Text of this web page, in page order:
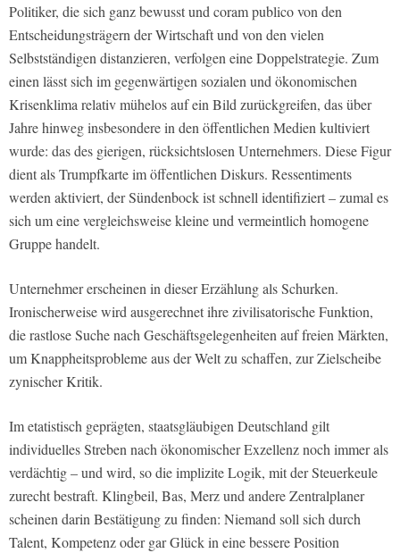
Politiker, die sich ganz bewusst und coram publico von den
Entscheidungsträgern der Wirtschaft und von den vielen
Selbstständigen distanzieren, verfolgen eine Doppelstrategie. Zum
einen lässt sich im gegenwärtigen sozialen und ökonomischen
Krisenklima relativ mühelos auf ein Bild zurückgreifen, das über
Jahre hinweg insbesondere in den öffentlichen Medien kultiviert
wurde: das des gierigen, rücksichtslosen Unternehmers. Diese Figur
dient als Trumpfkarte im öffentlichen Diskurs. Ressentiments
werden aktiviert, der Sündenbock ist schnell identifiziert – zumal es
sich um eine vergleichsweise kleine und vermeintlich homogene
Gruppe handelt.
Unternehmer erscheinen in dieser Erzählung als Schurken.
Ironischerweise wird ausgerechnet ihre zivilisatorische Funktion,
die rastlose Suche nach Geschäftsgelegenheiten auf freien Märkten,
um Knappheitsprobleme aus der Welt zu schaffen, zur Zielscheibe
zynischer Kritik.
Im etatistisch geprägten, staatsgläubigen Deutschland gilt
individuelles Streben nach ökonomischer Exzellenz noch immer als
verdächtig – und wird, so die implizite Logik, mit der Steuerkeule
zurecht bestraft. Klingbeil, Bas, Merz und andere Zentralplaner
scheinen darin Bestätigung zu finden: Niemand soll sich durch
Talent, Kompetenz oder gar Glück in eine bessere Position